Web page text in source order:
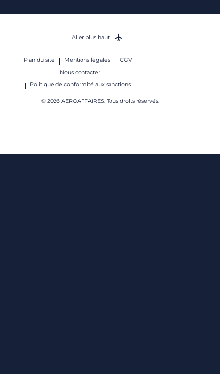
Plan du site Mentions légales
CGV
Nous contacter
Politique de conformité aux sanctions
© 2026 AEROAFFAIRES. Tous droits réservés.
Aller plus haut